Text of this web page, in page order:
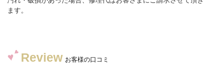
ます。
Review お客様の口コミ